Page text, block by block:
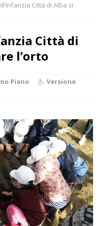
Città di Alba si
Città di
l’orto
Piano
Versione